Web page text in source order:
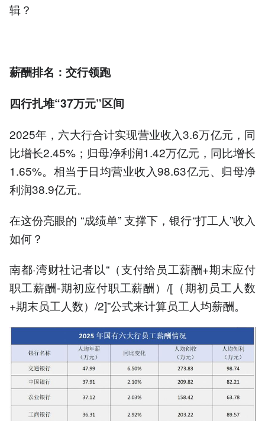
辑？
薪酬排名：交行领跑
四行扎堆“37万元”区间
2025年，六大行合计实现营业收入3.6万亿元，同
比增长2.45%；归母净利润1.42万亿元，同比增长
1.65%。相当于日均营业收入98.63亿元、归母净
利润38.9亿元。
在这份亮眼的 “成绩单” 支撑下，银行“打工人”收入
如何？
南都·湾财社记者以“（支付给员工薪酬+期末应付
职工薪酬-期初应付职工薪酬）/[（期初员工人数
+期末员工人数）/2]”公式来计算员工人均薪酬。